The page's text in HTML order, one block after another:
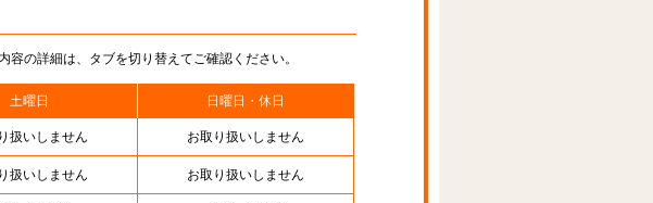
の詳細は、タブを切り替えてご確認ください。
土曜日 日曜日・休日
扱いしません お取り扱いしません
扱いしません お取り扱いしません